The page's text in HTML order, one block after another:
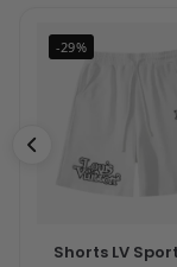
-29%
Shorts LV